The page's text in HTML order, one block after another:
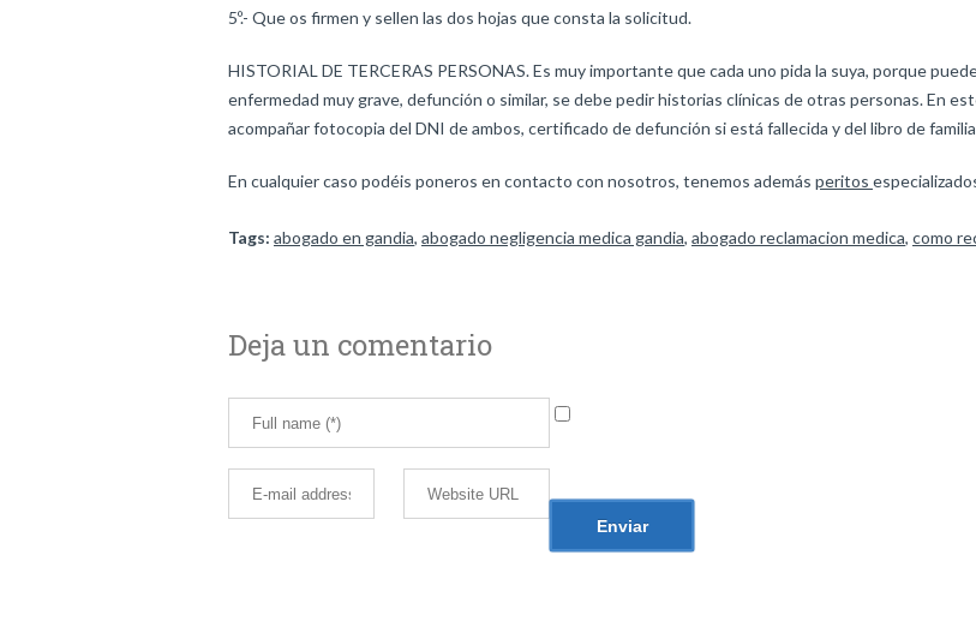
5º.- Que os firmen y sellen las dos hojas que consta la solicitud.
HISTORIAL DE TERCERAS PERSONAS. Es muy importante que cada uno pida la suya, porque
enfermedad muy grave, defunción o similar, se debe pedir historias clínicas de otras personas. En
acompañar fotocopia del DNI de ambos, certificado de defunción si está fallecida y del libro de
En cualquier caso podéis poneros en contacto con nosotros, tenemos además peritos
Tags: abogado en gandia, abogado negligencia medica gandia, abogado reclamacion medica, como
Deja un comentario